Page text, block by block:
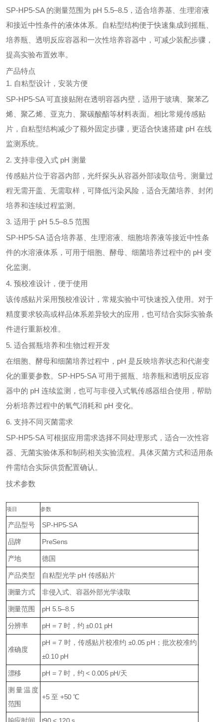
SP-HP5-SA 的测量范围为 pH 5.5–8.5，适合培养基、生理溶液
和接近中性条件的液体体系。自粘型结构便于快速集成到摇瓶、
培养瓶、透明反应容器和一次性培养容器中，可减少装配步骤，
提高实验布置效率。
产品特点
1. 自粘型设计，安装方便
SP-HP5-SA 可直接贴附在透明容器内壁，适用于玻璃、聚苯乙
烯、聚乙烯、亚克力、聚碳酸酯等材料表面。相比常规传感贴
片，自粘型结构减少了额外固定步骤，更适合快速搭建 pH 在线
监测系统。
2. 支持非侵入式 pH 测量
传感贴片位于容器内部，光纤探头从容器外部读取信号。测量过
程无需开盖、无需取样，可降低污染风险，适合无菌培养、封闭
培养和连续过程监测。
3. 适用于 pH 5.5–8.5 范围
SP-HP5-SA 适合培养基、生理溶液、细胞培养液等接近中性条
件的水溶液体系，可用于细胞、酵母、细菌培养过程中的 pH 变
化监测。
4. 预校准设计，便于使用
该传感贴片采用预校准设计，常规实验中可快速投入使用。对于
精度要求较高或样品体系差异较大的应用，也可结合实际实验条
件进行重新校准。
5. 适合摇瓶培养和生物过程开发
在细胞、酵母和细菌培养过程中，pH 是反映培养状态和代谢变
化的重要参数。SP-HP5-SA 可用于摇瓶、培养瓶和透明反应容
器中的 pH 连续监测，也可与非侵入式氧传感器组合使用，帮助
分析培养过程中的氧气消耗和 pH 变化。
6. 支持不同灭菌需求
SP-HP5-SA 可根据应用需求选择不同处理形式，适合一次性容
器、无菌实验体系和制药相关实验流程。具体灭菌方式和适用条
件需结合实际供货配置确认。
技术参数
项目 参数
产品型号 SP-HP5-SA
品牌 PreSens
产地 德国
产品类型 自粘型光学 pH 传感贴片
测量方式 非侵入式、容器外部光学读取
测量范围 pH 5.5–8.5
分辨率 pH = 7 时，约 ±0.01 pH
准确度
pH = 7 时，传感贴片校准约 ±0.05 pH；批次校准约
±0.10 pH
漂移 pH = 7 时，约 < 0.005 pH/天
测量温度
范围
+5 至 +50 ℃
响应时间 t90 < 120 s